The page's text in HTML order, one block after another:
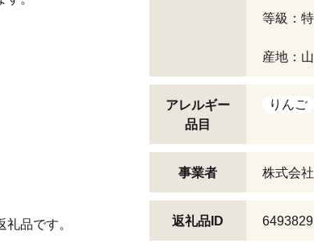
品です。
等級：
産地：
アレルギー
品目
りんご
事業者 株式会
返礼品ID 6493829